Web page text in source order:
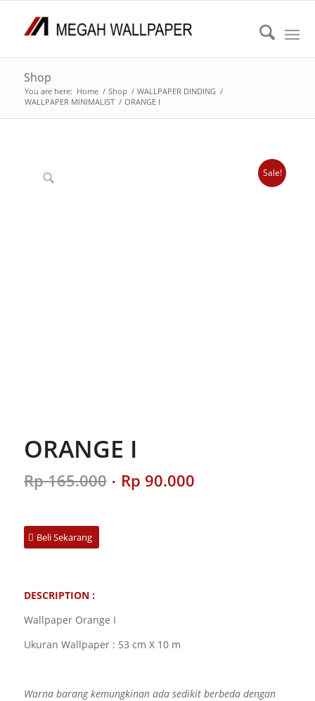
Shop
You are here: Home / Shop / WALLPAPER DINDING /
WALLPAPER MINIMALIST / ORANGE I
Sale!
ORANGE I
Rp165.000 Original
price
Rp 90.000Current
Beli Sekarang
DESCRIPTION :
Wallpaper Orange I
Ukuran Wallpaper : 53 cm X 10 m
Warna barang kemungkinan ada sedikit berbeda dengan